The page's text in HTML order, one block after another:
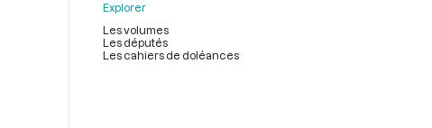
Explorer
Les volumes
Les députés
Les cahiers de doléances